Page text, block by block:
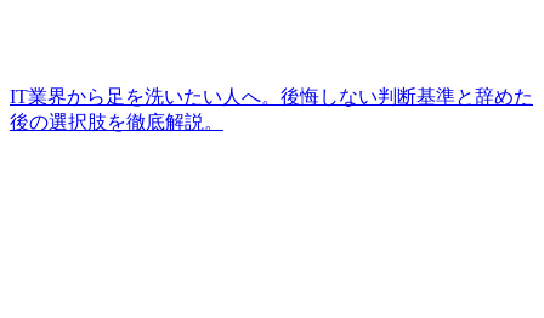
IT業界から足を洗いたい人へ。後悔しない判断基準と辞めた
後の選択肢を徹底解説。